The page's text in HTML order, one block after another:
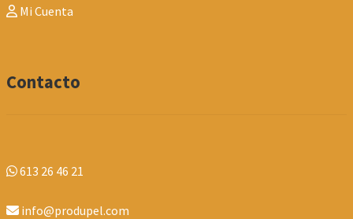
Mi Cuenta
Contacto
613 26 46 21
info@produpel.com